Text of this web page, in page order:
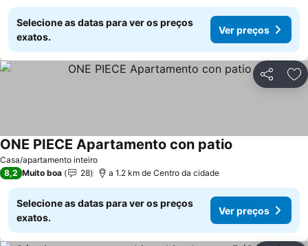
Selecione as datas para ver os preços
exatos.
Ver preços
Partilhar
Casa/apartamento inteiro
ONE PIECE Apartamento con patio
8,2 Muito boa 28 a 1.2 km de Centro da cidade
Selecione as datas para ver os preços
exatos.
Ver preços